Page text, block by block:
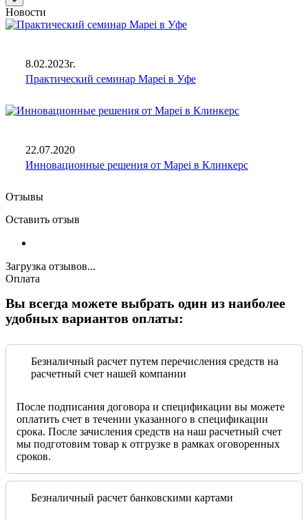
Новости
8.02.2023г.
Практический семинар Mapei в Уфе
22.07.2020
Инновационные решения от Mapei в Клинкерс
Отзывы
Оставить отзыв
Загрузка отзывов...
Оплата
Вы всегда можете выбрать один из наиболее
удобных вариантов оплаты:
Безналичный расчет путем перечисления средств на
расчетный счет нашей компании
После подписания договора и спецификации вы можете
оплатить счет в течении указанного в спецификации
срока. После зачисления средств на наш расчетный счет
мы подготовим товар к отгрузке в рамках оговоренных
сроков.
Безналичный расчет банковскими картами